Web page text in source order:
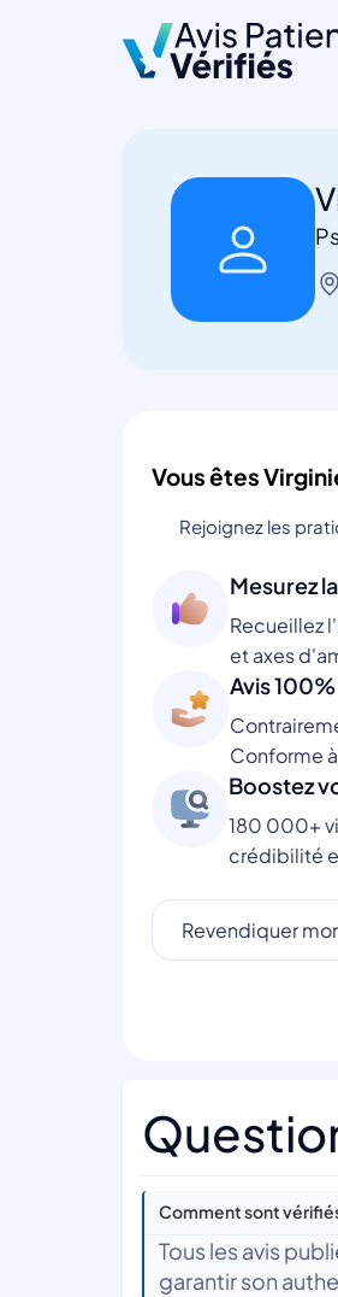
Vous êtes
Rejoignez les
Mesurez
Recueillez
et axes
Avis
Conforme
Boostez
180 000+
crédibilité
Revendiquer
Comment sont
Tous les avis
garantir son